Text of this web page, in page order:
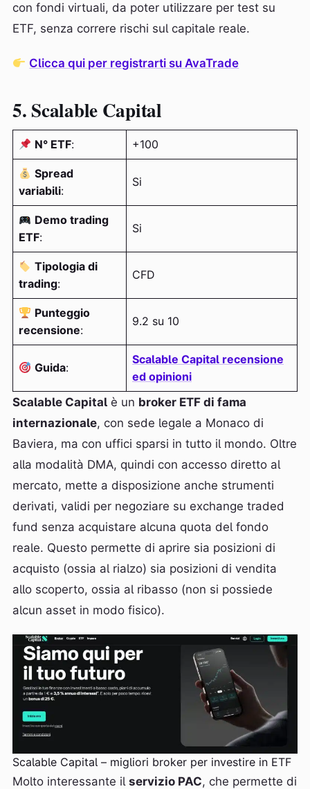
con fondi virtuali, da poter utilizzare per test su
ETF, senza correre rischi sul capitale reale.
Clicca qui per registrarti su AvaTrade
5. Scalable Capital
N° ETF: +100
Spread
variabili:
Si
Demo trading
ETF:
Si
Tipologia di
trading:
CFD
Punteggio
recensione:
9.2 su 10
Guida:
Scalable Capital recensione
ed opinioni
Scalable Capital è un broker ETF di fama
internazionale, con sede legale a Monaco di
Baviera, ma con uffici sparsi in tutto il mondo. Oltre
alla modalità DMA, quindi con accesso diretto al
mercato, mette a disposizione anche strumenti
derivati, validi per negoziare su exchange traded
fund senza acquistare alcuna quota del fondo
reale. Questo permette di aprire sia posizioni di
acquisto (ossia al rialzo) sia posizioni di vendita
allo scoperto, ossia al ribasso (non si possiede
alcun asset in modo fisico).
Scalable Capital – migliori broker per investire in ETF
Molto interessante il servizio PAC, che permette di